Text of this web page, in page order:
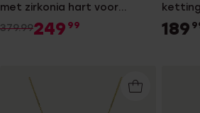
met zirkonia hart voor
dames
379.99249 99 189